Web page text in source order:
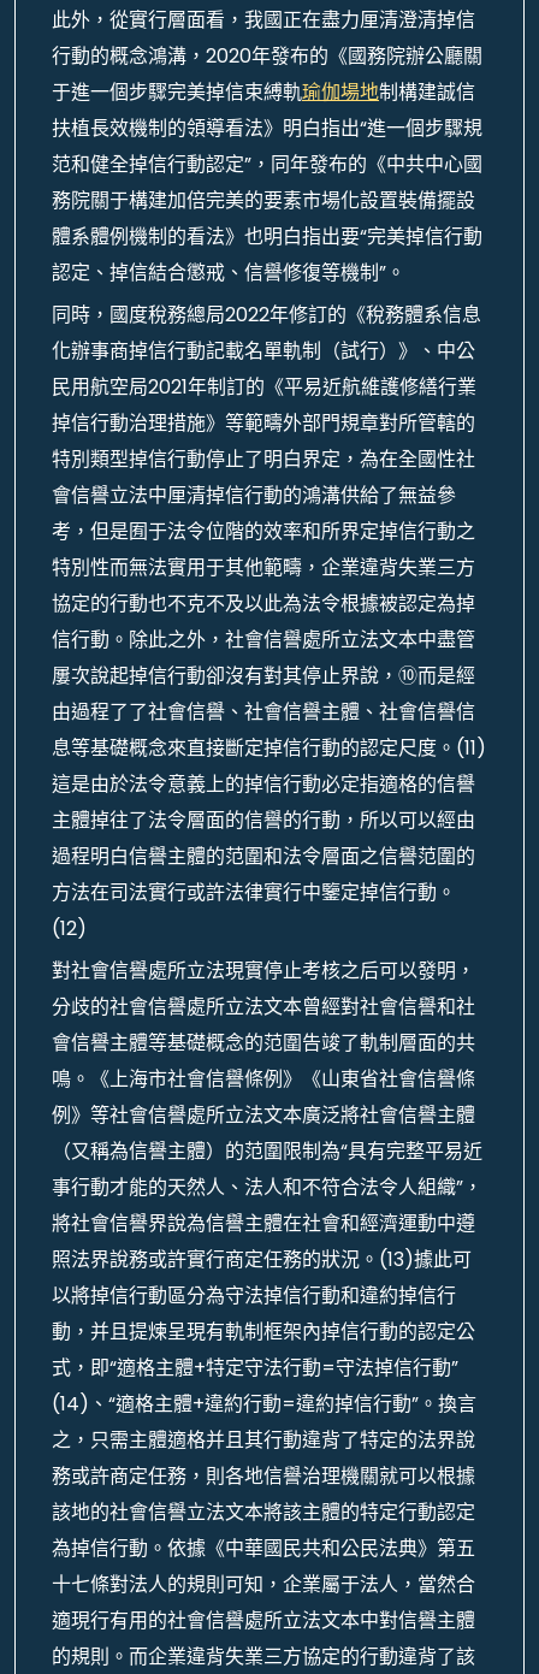
此外，從實行層面看，我國正在盡力厘清澄清掉信
行動的概念鴻溝，2020年發布的《國務院辦公廳關
于進一個步驟完美掉信束縛軌瑜伽場地制構建誠信
扶植長效機制的領導看法》明白指出“進一個步驟規
范和健全掉信行動認定”，同年發布的《中共中心國
務院關于構建加倍完美的要素市場化設置裝備擺設
體系體例機制的看法》也明白指出要“完美掉信行動
認定、掉信結合懲戒、信譽修復等機制”。
同時，國度稅務總局2022年修訂的《稅務體系信息
化辦事商掉信行動記載名單軌制（試行）》、中公
民用航空局2021年制訂的《平易近航維護修繕行業
掉信行動治理措施》等範疇外部門規章對所管轄的
特別類型掉信行動停止了明白界定，為在全國性社
會信譽立法中厘清掉信行動的鴻溝供給了無益參
考，但是囿于法令位階的效率和所界定掉信行動之
特別性而無法實用于其他範疇，企業違背失業三方
協定的行動也不克不及以此為法令根據被認定為掉
信行動。除此之外，社會信譽處所立法文本中盡管
屢次說起掉信行動卻沒有對其停止界說，⑩而是經
由過程了了社會信譽、社會信譽主體、社會信譽信
息等基礎概念來直接斷定掉信行動的認定尺度。(11)
這是由於法令意義上的掉信行動必定指適格的信譽
主體掉往了法令層面的信譽的行動，所以可以經由
過程明白信譽主體的范圍和法令層面之信譽范圍的
方法在司法實行或許法律實行中鑒定掉信行動。
(12)
對社會信譽處所立法現實停止考核之后可以發明，
分歧的社會信譽處所立法文本曾經對社會信譽和社
會信譽主體等基礎概念的范圍告竣了軌制層面的共
鳴。《上海市社會信譽條例》《山東省社會信譽條
例》等社會信譽處所立法文本廣泛將社會信譽主體
（又稱為信譽主體）的范圍限制為“具有完整平易近
事行動才能的天然人、法人和不符合法令人組織”，
將社會信譽界說為信譽主體在社會和經濟運動中遵
照法界說務或許實行商定任務的狀況。(13)據此可
以將掉信行動區分為守法掉信行動和違約掉信行
動，并且提煉呈現有軌制框架內掉信行動的認定公
式，即“適格主體+特定守法行動=守法掉信行動”
(14)、“適格主體+違約行動=違約掉信行動”。換言
之，只需主體適格并且其行動違背了特定的法界說
務或許商定任務，則各地信譽治理機關就可以根據
該地的社會信譽立法文本將該主體的特定行動認定
為掉信行動。依據《中華國民共和公民法典》第五
十七條對法人的規則可知，企業屬于法人，當然合
適現行有用的社會信譽處所立法文本中對信譽主體
的規則。而企業違背失業三方協定的行動違背了該